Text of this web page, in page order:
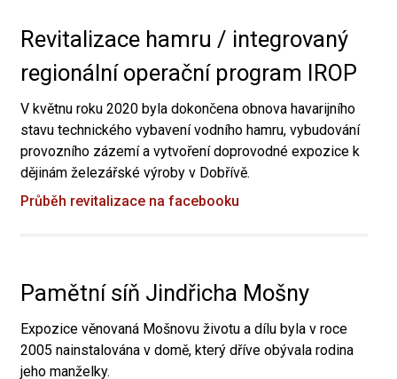
Revitalizace hamru / integrovaný
regionální operační program IROP
V květnu roku 2020 byla dokončena obnova havarijního
stavu technického vybavení vodního hamru, vybudování
provozního zázemí a vytvoření doprovodné expozice k
dějinám železářské výroby v Dobřívě.
Průběh revitalizace na facebooku
Pamětní síň Jindřicha Mošny
Expozice věnovaná Mošnovu životu a dílu byla v roce
2005 nainstalována v domě, který dříve obývala rodina
jeho manželky.